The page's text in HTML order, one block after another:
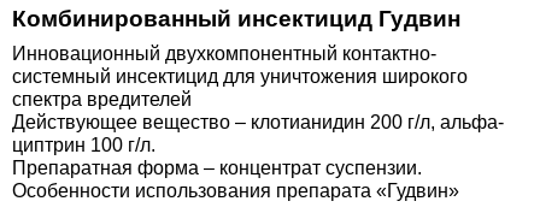
Комбинированный инсектицид Гудвин
Инновационный двухкомпонентный контактно-
системный инсектицид для уничтожения широкого
спектра вредителей
Действующее вещество – клотианидин 200 г/л, альфа-
циптрин 100 г/л.
Препаратная форма – концентрат суспензии.
Особенности использования препарата «Гудвин»
Семена салата
Семена свеклы
Семена сельдерея
Семена сидератов
Средства защиты от тараканов, прусаков,
клопов, блох, домашних и садовых муравьев
Средства защиты от комаров, москитов,
клещей, ос, мошек, слепней
Средства защиты от мух